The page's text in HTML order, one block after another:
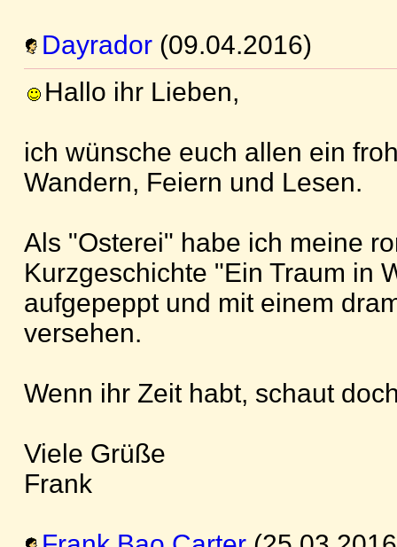
Dayrador (09.04.2016)
Hallo ihr Lieben,
ich wünsche euch allen ein
Wandern, Feiern und Lesen.
Als "Osterei" habe ich meine
Kurzgeschichte "Ein Traum in
aufgepeppt und mit einem
versehen.
Wenn ihr Zeit habt, schaut
Viele Grüße
Frank